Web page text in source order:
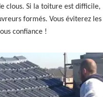
clous. Si la toiture est difficile,
formés. Vous éviterez les
confiance !